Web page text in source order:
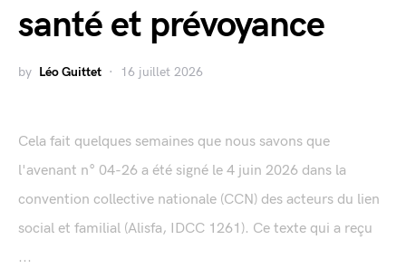
santé et prévoyance
by Léo Guittet 16 juillet 2026
Cela fait quelques semaines que nous savons que
l'avenant n° 04-26 a été signé le 4 juin 2026 dans la
convention collective nationale (CCN) des acteurs du lien
social et familial (Alisfa, IDCC 1261). Ce texte qui a reçu
...